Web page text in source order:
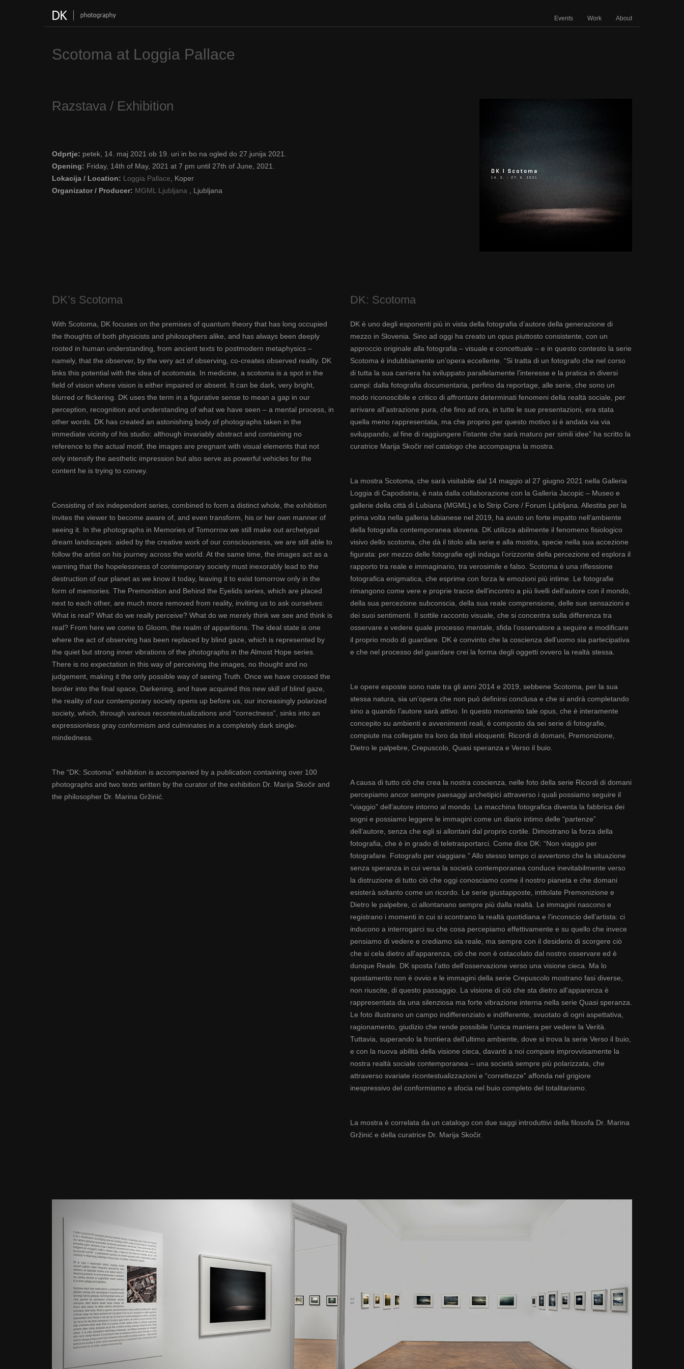
Events Work About
Scotoma at Loggia Pallace
Razstava / Exhibition
Odprtje: petek, 14. maj 2021 ob 19. uri in bo na ogled do 27.junija 2021.
Opening: Friday, 14th of May, 2021 at 7 pm until 27th of June, 2021.
Lokacija / Location: Loggia Pallace , Koper
Organizator / Producer: MGML Ljubljana , Ljubljana
DK’s Scotoma
With Scotoma, DK focuses on the premises of quantum theory that has long occupied
the thoughts of both physicists and philosophers alike, and has always been deeply
rooted in human understanding, from ancient texts to postmodern metaphysics –
namely, that the observer, by the very act of observing, co-creates observed reality. DK
links this potential with the idea of scotomata. In medicine, a scotoma is a spot in the
field of vision where vision is either impaired or absent. It can be dark, very bright,
blurred or flickering. DK uses the term in a figurative sense to mean a gap in our
perception, recognition and understanding of what we have seen – a mental process, in
other words. DK has created an astonishing body of photographs taken in the
immediate vicinity of his studio: although invariably abstract and containing no
reference to the actual motif, the images are pregnant with visual elements that not
only intensify the aesthetic impression but also serve as powerful vehicles for the
content he is trying to convey.
Consisting of six independent series, combined to form a distinct whole, the exhibition
invites the viewer to become aware of, and even transform, his or her own manner of
seeing it. In the photographs in Memories of Tomorrow we still make out archetypal
dream landscapes: aided by the creative work of our consciousness, we are still able to
follow the artist on his journey across the world. At the same time, the images act as a
warning that the hopelessness of contemporary society must inexorably lead to the
destruction of our planet as we know it today, leaving it to exist tomorrow only in the
form of memories. The Premonition and Behind the Eyelids series, which are placed
next to each other, are much more removed from reality, inviting us to ask ourselves:
What is real? What do we really perceive? What do we merely think we see and think is
real? From here we come to Gloom, the realm of apparitions. The ideal state is one
where the act of observing has been replaced by blind gaze, which is represented by
the quiet but strong inner vibrations of the photographs in the Almost Hope series.
There is no expectation in this way of perceiving the images, no thought and no
judgement, making it the only possible way of seeing Truth. Once we have crossed the
border into the final space, Darkening, and have acquired this new skill of blind gaze,
the reality of our contemporary society opens up before us, our increasingly polarized
society, which, through various recontextualizations and “correctness”, sinks into an
expressionless gray conformism and culminates in a completely dark single-
mindedness.
The “DK: Scotoma” exhibition is accompanied by a publication containing over 100
photographs and two texts written by the curator of the exhibition Dr. Marija Skočir and
the philosopher Dr. Marina Gržinić.
DK: Scotoma
DK è uno degli esponenti più in vista della fotografia d’autore della generazione di
mezzo in Slovenia. Sino ad oggi ha creato un opus piuttosto consistente, con un
approccio originale alla fotografia – visuale e concettuale – e in questo contesto la serie
Scotoma è indubbiamente un’opera eccellente. “Si tratta di un fotografo che nel corso
di tutta la sua carriera ha sviluppato parallelamente l’interesse e la pratica in diversi
campi: dalla fotografia documentaria, perfino da reportage, alle serie, che sono un
modo riconoscibile e critico di affrontare determinati fenomeni della realtà sociale, per
arrivare all’astrazione pura, che fino ad ora, in tutte le sue presentazioni, era stata
quella meno rappresentata, ma che proprio per questo motivo si è andata via via
sviluppando, al fine di raggiungere l’istante che sarà maturo per simili idee” ha scritto la
curatrice Marija Skočir nel catalogo che accompagna la mostra.
La mostra Scotoma, che sarà visitabile dal 14 maggio al 27 giugno 2021 nella Galleria
Loggia di Capodistria, è nata dalla collaborazione con la Galleria Jacopic – Museo e
gallerie della città di Lubiana (MGML) e lo Strip Core / Forum Ljubljana. Allestita per la
prima volta nella galleria lubianese nel 2019, ha avuto un forte impatto nell’ambiente
della fotografia contemporanea slovena. DK utilizza abilmente il fenomeno fisiologico
visivo dello scotoma, che dà il titolo alla serie e alla mostra, specie nella sua accezione
figurata: per mezzo delle fotografie egli indaga l’orizzonte della percezione ed esplora il
rapporto tra reale e immaginario, tra verosimile e falso. Scotoma è una riflessione
fotografica enigmatica, che esprime con forza le emozioni più intime. Le fotografie
rimangono come vere e proprie tracce dell’incontro a più livelli dell’autore con il mondo,
della sua percezione subconscia, della sua reale comprensione, delle sue sensazioni e
dei suoi sentimenti. Il sottile racconto visuale, che si concentra sulla differenza tra
osservare e vedere quale processo mentale, sfida l’osservatore a seguire e modificare
il proprio modo di guardare. DK è convinto che la coscienza dell’uomo sia partecipativa
e che nel processo del guardare crei la forma degli oggetti ovvero la realtà stessa.
Le opere esposte sono nate tra gli anni 2014 e 2019, sebbene Scotoma, per la sua
stessa natura, sia un’opera che non può definirsi conclusa e che si andrà completando
sino a quando l’autore sarà attivo. In questo momento tale opus, che è interamente
concepito su ambienti e avvenimenti reali, è composto da sei serie di fotografie,
compiute ma collegate tra loro da titoli eloquenti: Ricordi di domani, Premonizione,
Dietro le palpebre, Crepuscolo, Quasi speranza e Verso il buio.
A causa di tutto ciò che crea la nostra coscienza, nelle foto della serie Ricordi di domani
percepiamo ancor sempre paesaggi archetipici attraverso i quali possiamo seguire il
“viaggio” dell’autore intorno al mondo. La macchina fotografica diventa la fabbrica dei
sogni e possiamo leggere le immagini come un diario intimo delle “partenze”
dell’autore, senza che egli si allontani dal proprio cortile. Dimostrano la forza della
fotografia, che è in grado di teletrasportarci. Come dice DK: “Non viaggio per
fotografare. Fotografo per viaggiare.” Allo stesso tempo ci avvertono che la situazione
senza speranza in cui versa la società contemporanea conduce inevitabilmente verso
la distruzione di tutto ciò che oggi conosciamo come il nostro pianeta e che domani
esisterà soltanto come un ricordo. Le serie giustapposte, intitolate Premonizione e
Dietro le palpebre, ci allontanano sempre più dalla realtà. Le immagini nascono e
registrano i momenti in cui si scontrano la realtà quotidiana e l’inconscio dell’artista: ci
inducono a interrogarci su che cosa percepiamo effettivamente e su quello che invece
pensiamo di vedere e crediamo sia reale, ma sempre con il desiderio di scorgere ciò
che si cela dietro all’apparenza, ciò che non è ostacolato dal nostro osservare ed è
dunque Reale. DK sposta l’atto dell’osservazione verso una visione cieca. Ma lo
spostamento non è ovvio e le immagini della serie Crepuscolo mostrano fasi diverse,
non riuscite, di questo passaggio. La visione di ciò che sta dietro all’apparenza è
rappresentata da una silenziosa ma forte vibrazione interna nella serie Quasi speranza.
Le foto illustrano un campo indifferenziato e indifferente, svuotato di ogni aspettativa,
ragionamento, giudizio che rende possibile l’unica maniera per vedere la Verità.
Tuttavia, superando la frontiera dell’ultimo ambiente, dove si trova la serie Verso il buio,
e con la nuova abilità della visione cieca, davanti a noi compare improvvisamente la
nostra realtà sociale contemporanea – una società sempre più polarizzata, che
attraverso svariate ricontestualizzazioni e “correttezze” affonda nel grigiore
inespressivo del conformismo e sfocia nel buio completo del totalitarismo.
La mostra è correlata da un catalogo con due saggi introduttivi della filosofa Dr. Marina
Gržinić e della curatrice Dr. Marija Skočir.